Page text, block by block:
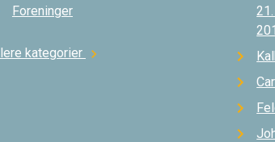
Foreninger
kategorier chevron_right